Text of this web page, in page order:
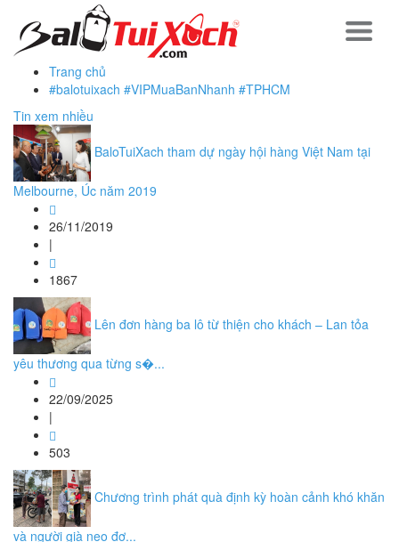
Trang chủ
#balotuixach #VIPMuaBanNhanh #TPHCM
Tin xem nhiều
BaloTuiXach tham dự ngày hội hàng Việt Nam tại
Melbourne, Úc năm 2019
26/11/2019
|
1867
Lên đơn hàng ba lô từ thiện cho khách – Lan tỏa
yêu thương qua từng s�...
22/09/2025
|
503
Chương trình phát quà định kỳ hoàn cảnh khó khăn
và người già neo đơ...